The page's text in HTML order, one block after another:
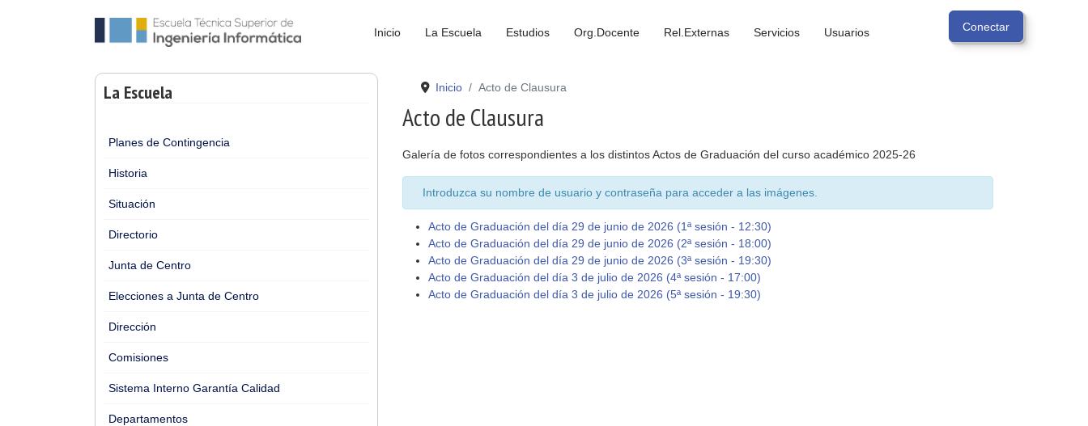
Inicio La Escuela Estudios Org.Docente Rel.Externas Servicios Usuarios
La Escuela
Planes de Contingencia
Historia
Situación
Directorio
Junta de Centro
Elecciones a Junta de Centro
Dirección
Comisiones
Sistema Interno Garantía Calidad
Departamentos
Inicio Acto de Clausura
Acto de Clausura
Galería de fotos correspondientes a los distintos Actos de Graduación del curso académico 2025-26
Introduzca su nombre de usuario y contraseña para acceder a las imágenes.
Acto de Graduación del día 29 de junio de 2026 (1ª sesión - 12:30)
Acto de Graduación del día 29 de junio de 2026 (2ª sesión - 18:00)
Acto de Graduación del día 29 de junio de 2026 (3ª sesión - 19:30)
Acto de Graduación del día 3 de julio de 2026 (4ª sesión - 17:00)
Acto de Graduación del día 3 de julio de 2026 (5ª sesión - 19:30)